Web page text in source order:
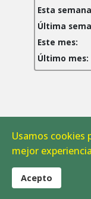
Esta
Última
Este mes:
Último mes:
Aviso
© 2026 CAB
Usamos cookies
mejor
Acepto